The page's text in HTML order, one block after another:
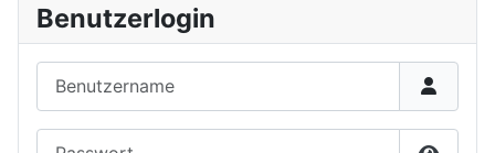
Benutzerlogin